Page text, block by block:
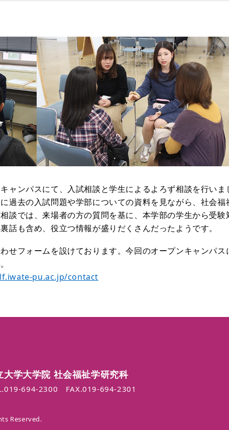
ャンパスにて、入試相談と学生によるよろず相談を行い
過去の入試問題や学部についての資料を見ながら、社会
談では、来場者の方の質問を基に、本学部の学生から受
話も含め、役立つ情報が盛りだくさんだったようです。
せフォームを設けております。今回のオープンキャンパ
pu.ac.jp/contact
大学大学院 社会福祉学研究科
019-694-2300 FAX.019-694-2301
Reserved.